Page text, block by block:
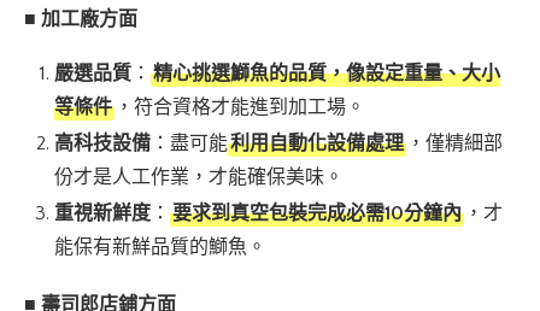
■ 加工廠方面
嚴選品質 ： 精心挑選鰤魚的品質，像設定重量、大小
等條件 ，符合資格才能進到加工場。
高科技設備 ：盡可能利用自動化設備處理 ，僅精細部
份才是人工作業，才能確保美味。
重視新鮮度 ： 要求到真空包裝完成必需10分鐘內 ，才
能保有新鮮品質的鰤魚。
■ 壽司郎店鋪方面